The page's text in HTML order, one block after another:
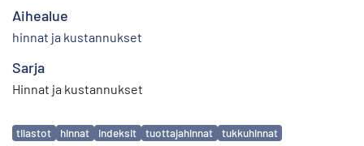
Aihealue
hinnat ja kustannukset
Sarja
Hinnat ja kustannukset
Avainsanat
tilastot hinnat indeksit tuottajahinnat tukkuhinnat